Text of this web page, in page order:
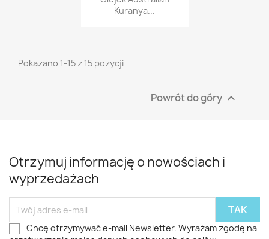
Kuranya...
Pokazano 1-15 z 15 pozycji
Powrót do góry 
Otrzymuj informację o nowościach i
wyprzedażach
Chcę otrzymywać e-mail Newsletter. Wyrażam zgodę na